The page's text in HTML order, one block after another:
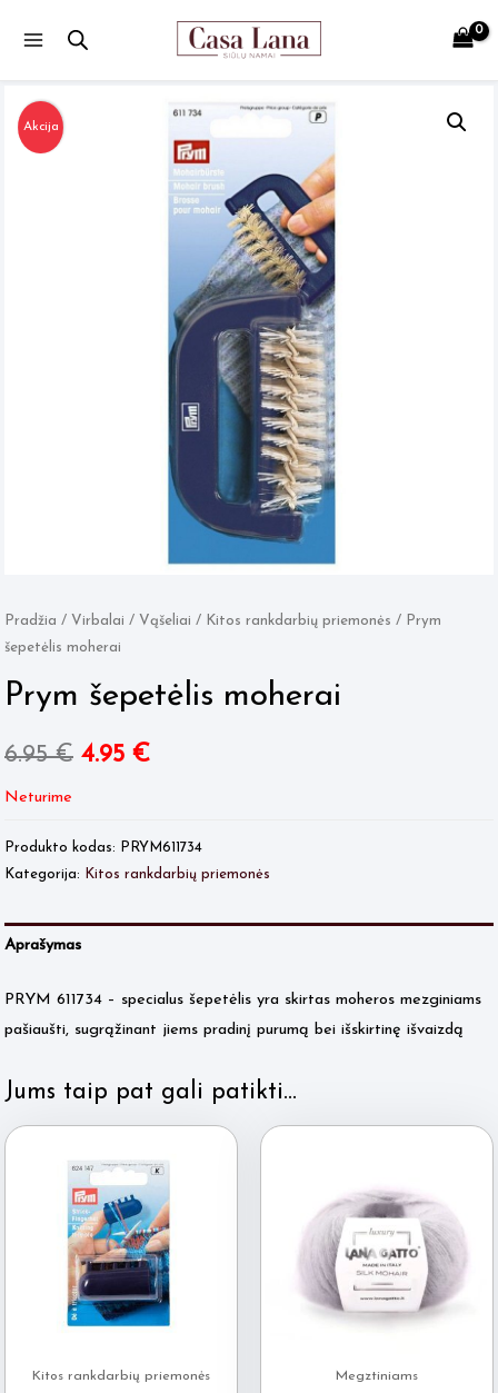
Menu
Akcija
Pradžia / Virbalai / Vąšeliai / Kitos rankdarbių priemonės / Prym
šepetėlis moherai
Prym šepetėlis moherai
6.95€ Original
was:
4.95 €Current
is:
4.95 €.
Neturime
Produkto kodas:
PRYM611734
Kategorija:
Kitos rankdarbių priemonės
Aprašymas
PRYM 611734 – specialus šepetėlis yra skirtas moheros mezginiams
pašiaušti, sugrąžinant jiems pradinį purumą bei išskirtinę išvaizdą
Jums taip pat gali patikti…
Kitos rankdarbių priemonės Megztiniams